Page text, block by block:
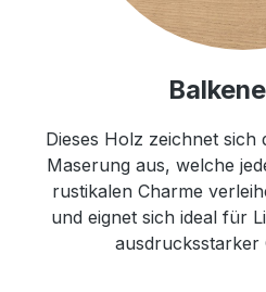
Dieses Holz zeichnet sich
Maserung aus, welche
rustikalen Charme
und eignet sich ideal für
ausdrucksstarker